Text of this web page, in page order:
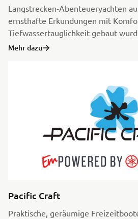
Langstrecken-Abenteueryachten
ernsthafte Erkundungen mit
Tiefwassertauglichkeit gebaut
Mehr dazu
Pacific Craft
Praktische, geräumige